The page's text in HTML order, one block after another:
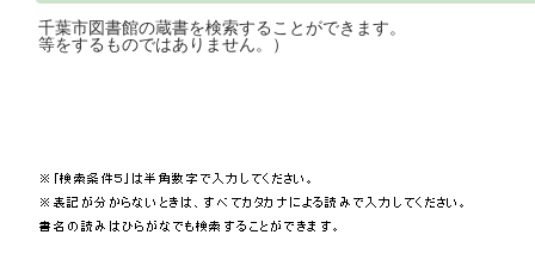
千葉市図書館の蔵書を検索することがで
等をするものではありません。）